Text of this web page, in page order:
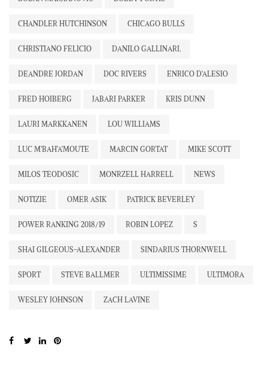
CHANDLER HUTCHINSON CHICAGO BULLS
CHRISTIANO FELICIO DANILO GALLINARI.
DEANDRE JORDAN DOC RIVERS ENRICO D'ALESIO
FRED HOIBERG JABARI PARKER KRIS DUNN
LAURI MARKKANEN LOU WILLIAMS
LUC M'BAH'A'MOUTE MARCIN GORTAT MIKE SCOTT
MILOS TEODOSIC MONRZELL HARRELL NEWS
NOTIZIE OMER ASIK PATRICK BEVERLEY
POWER RANKING 2018/19 ROBIN LOPEZ S
SHAI GILGEOUS-ALEXANDER SINDARIUS THORNWELL
SPORT STEVE BALLMER ULTIMISSIME ULTIMORA
WESLEY JOHNSON ZACH LAVINE